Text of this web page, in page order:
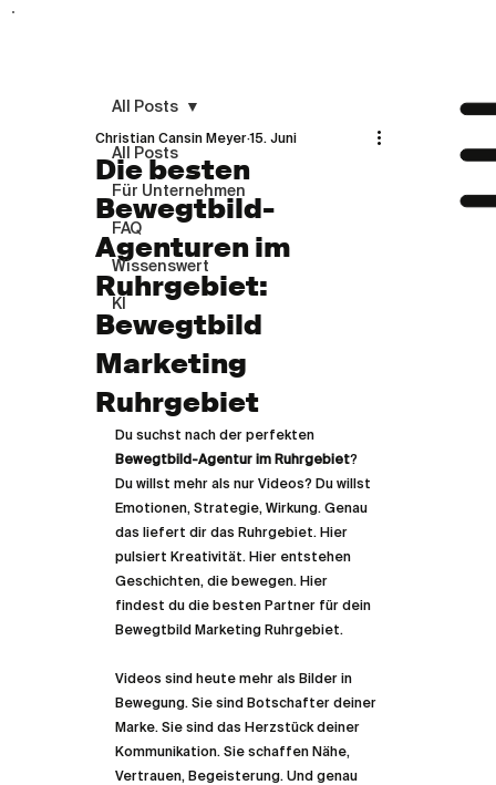
All Posts
Für Unternehmen
FAQ
Wissenswert
KI
All Posts
Die besten
Bewegtbild-
Agenturen im
Ruhrgebiet:
Bewegtbild
Marketing
Ruhrgebiet
Christian Cansin Meyer 15. Juni
Du suchst nach der perfekten
Bewegtbild-Agentur im Ruhrgebiet?
Du willst mehr als nur Videos? Du willst
Emotionen, Strategie, Wirkung. Genau
das liefert dir das Ruhrgebiet. Hier
pulsiert Kreativität. Hier entstehen
Geschichten, die bewegen. Hier
findest du die besten Partner für dein
Bewegtbild Marketing Ruhrgebiet.
Videos sind heute mehr als Bilder in
Bewegung. Sie sind Botschafter deiner
Marke. Sie sind das Herzstück deiner
Kommunikation. Sie schaffen Nähe,
Vertrauen, Begeisterung. Und genau